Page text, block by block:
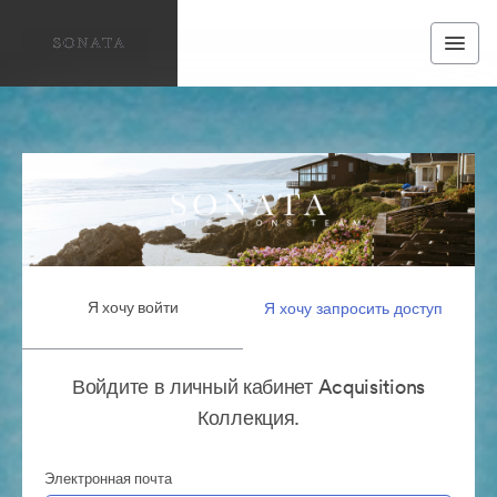
Я хочу войти Я хочу запросить доступ
Войдите в личный кабинет Acquisitions
Коллекция.
Электронная почта